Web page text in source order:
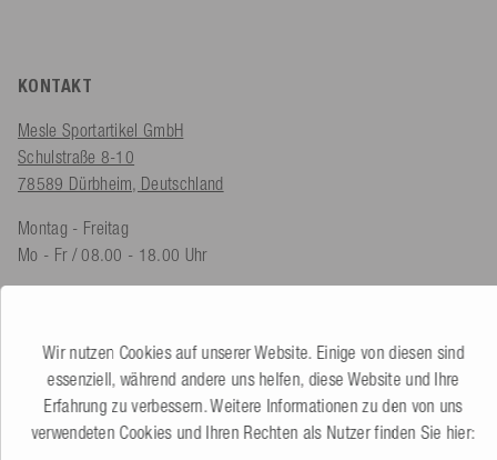
KONTAKT
Mesle Sportartikel GmbH
Schulstraße 8-10
78589 Dürbheim, Deutschland
Montag - Freitag
Mo - Fr / 08.00 - 18.00 Uhr
Produktberatung
+49 (0) 7424 60213 60
Kundenservice
+49 (0) 7424 60213 50
Zum Kontaktformular
Wir nutzen Cookies auf unserer Website. Einige von diesen sind
essenziell, während andere uns helfen, diese Website und Ihre
Erfahrung zu verbessern. Weitere Informationen zu den von uns
verwendeten Cookies und Ihren Rechten als Nutzer finden Sie hier: